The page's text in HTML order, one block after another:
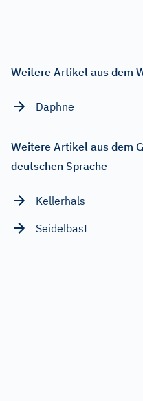
Weitere Artikel aus dem
Daphne
Weitere Artikel aus dem
deutschen Sprache
Kellerhals
Seidelbast